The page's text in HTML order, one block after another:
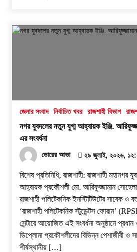
জেলার সংবাদ নির্বাচিত খবর রাজশাহী বিভাগ
নগর যুবদলের নতুন যুগ্ম আহ্বায়ক ইঞ্জি.
এর সংবর্ধনা
ভোরের আভা ২৯ জুলাই, ২০২৬,
বিশেষ প্রতিনিধি, রাজশাহী: রাজশাহী মহানগর
আহ্বায়ক প্রকৌশলী মো. আরিফুজ্জামান
রাজশাহী পলিটেকনিক ইনস্টিটিউটের সাবেক ও
‘রাজশাহী পলিটেকনিক স্টুডেন্টস ফোরাম’
সেন্টারে আয়োজিত এই সংবর্ধনা অনুষ্ঠানে
ডিপ্লোমা প্রকৌশলীদের বিভিন্ন পেশাজীবী ও
শীর্ষস্থানীয় […]